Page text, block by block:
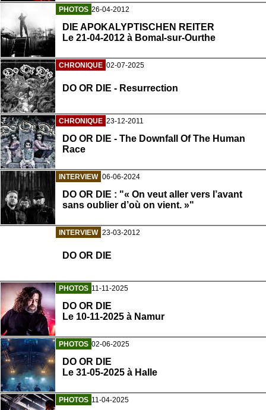
PHOTOS 26-04-2012
DIE APOKALYPTISCHEN REITER
Le 21-04-2012 à Bomal-sur-Ourthe
CHRONIQUE 02-07-2025
DO OR DIE - Resurrection
CHRONIQUE 23-12-2011
DO OR DIE - The Downfall Of The Human
Race
INTERVIEW 06-06-2024
DO OR DIE : "« On veut aller vers l’avant
sans oublier d’où on vient. »"
INTERVIEW 23-03-2012
DO OR DIE
PHOTOS 11-11-2025
DO OR DIE
Le 10-11-2025 à Namur
PHOTOS 02-06-2025
DO OR DIE
Le 31-05-2025 à Halle
PHOTOS 11-04-2025